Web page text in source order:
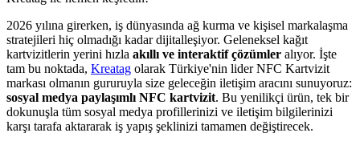
2026 yılına girerken, iş dünyasında ağ kurma ve kişisel markalaşma
stratejileri hiç olmadığı kadar dijitalleşiyor. Geleneksel kağıt
kartvizitlerin yerini hızla akıllı ve interaktif çözümler alıyor. İşte
tam bu noktada, Kreatag olarak Türkiye'nin lider NFC Kartvizit
markası olmanın gururuyla size geleceğin iletişim aracını sunuyoruz:
sosyal medya paylaşımlı NFC kartvizit. Bu yenilikçi ürün, tek bir
dokunuşla tüm sosyal medya profillerinizi ve iletişim bilgilerinizi
karşı tarafa aktararak iş yapış şeklinizi tamamen değiştirecek.